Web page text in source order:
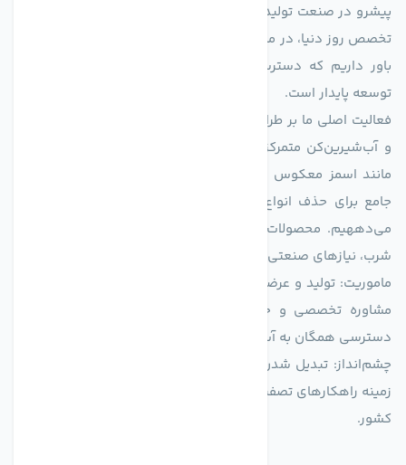
پیشرو در صنعت تولید تجهیزات تصفیه آب، با تکیه بر دانش فنی و
تخصص روز دنیا، در مسیر تأمین آب سالم و پایدار گام برمی‌دارد. ما
باور داریم که دسترسی به آب پاک، یک حق اساسی و زیربنای
توسعه پایدار است.
فعالیت اصلی ما بر طراحی و تولید سیستم‌های پیشرفته تصفیه آب
و آب‌شیرین‌کن متمرکز است. ما با بهره‌گیری از فناوری‌های نوین
جامع برای حذف انواع آلاینده‌ها، املاح و نمک از منابع آبی ارائه
می‌دههیم. محصولات ما برای مصارف متنوعی از جمله تأمین آب
شرب، نیازهای صنعتی و کشاورزی طراحی و بهینه‌سازی شده‌اند.
ماموریت: تولید و عرضه محصولاتی با بالاترین استاندارد کیفی، ارائه
مشاوره تخصصی و خدمات پس از فروش مطمئن برای تضمین
دسترسی همگان به آب پاک و سالم.
چشم‌انداز: تبدیل شدن به انتخاب اول صنایع و مصرف‌کنندگان در
زمینه راهکارهای تصفیه آب و ایفای نقشی کلیدی در حفظ منابع آبی
کشور.